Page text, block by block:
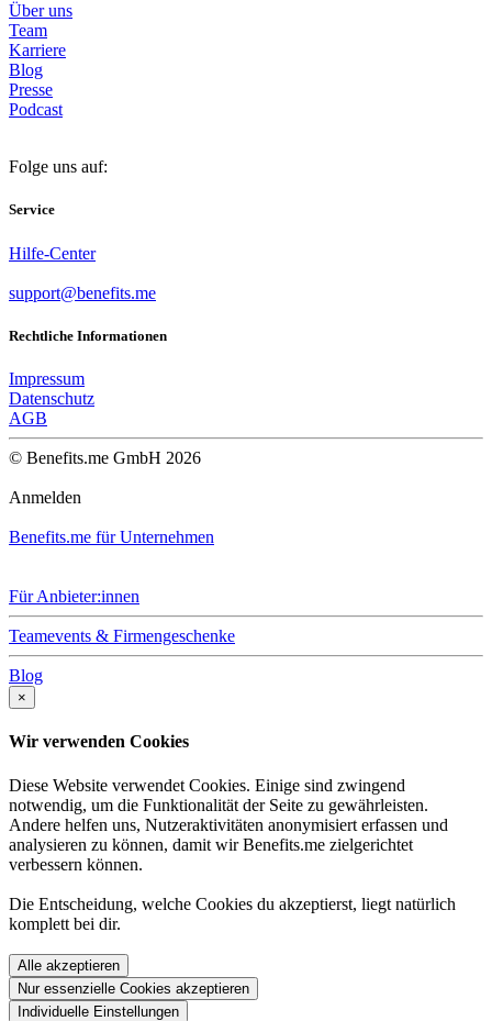
Über uns
Team
Karriere
Blog
Presse
Podcast
Folge uns auf:
Service
Hilfe-Center
support@benefits.me
Rechtliche Informationen
Impressum
Datenschutz
AGB
© Benefits.me GmbH 2026
Anmelden
Benefits.me für Unternehmen
Für Anbieter:innen
Teamevents & Firmengeschenke
Blog
×
Wir verwenden Cookies
Diese Website verwendet Cookies. Einige sind zwingend
notwendig, um die Funktionalität der Seite zu gewährleisten.
Andere helfen uns, Nutzeraktivitäten anonymisiert erfassen und
analysieren zu können, damit wir Benefits.me zielgerichtet
verbessern können.
Die Entscheidung, welche Cookies du akzeptierst, liegt natürlich
komplett bei dir.
Alle akzeptieren
Nur essenzielle Cookies akzeptieren
Individuelle Einstellungen